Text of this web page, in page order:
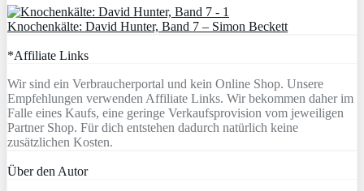
Knochenkälte: David Hunter, Band 7 – Simon Beckett
*Affiliate Links
Wir sind ein Verbraucherportal und kein Online Shop. Unsere
Empfehlungen verwenden Affiliate Links. Wir bekommen daher im
Falle eines Kaufs, eine geringe Verkaufsprovision vom jeweiligen
Partner Shop. Für dich entstehen dadurch natürlich keine
zusätzlichen Kosten.
Über den Autor